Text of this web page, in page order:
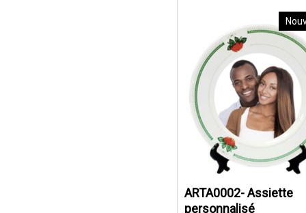
ARTA0002- Assiette
personnalisé